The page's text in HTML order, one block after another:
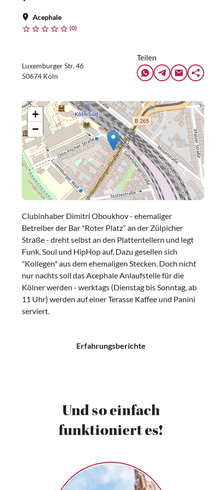
Acephale
(0)
Luxemburger Str. 46
50674 Köln
Teilen
+
−
Clubinhaber Dimitri Oboukhov - ehemaliger
Betreiber der Bar "Roter Platz‘‘ an der Zülpicher
Straße - dreht selbst an den Plattentellern und legt
Funk, Soul und HipHop auf. Dazu gesellen sich
"Kollegen" aus dem ehemaligen Stecken. Doch nicht
nur nachts soll das Acephale Anlaufstelle für die
Kölner werden - werktags (Dienstag bis Sonntag, ab
11 Uhr) werden auf einer Terasse Kaffee und Panini
serviert.
Erfahrungsberichte
Und so einfach
funktioniert es!